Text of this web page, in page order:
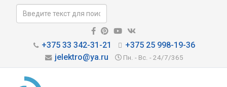
+375 33 342-31-21
+375 25 998-19-36
jelektro@ya.ru
Пн. - Вс. - 24/7/365